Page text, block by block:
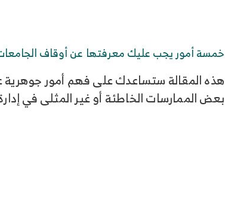
خمسة أمور يجب عليك معرفتها عن أوقاف
هذه المقالة ستساعدك على فهم أمور جوهرية
بعض الممارسات الخاطئة أو غير المثلى في